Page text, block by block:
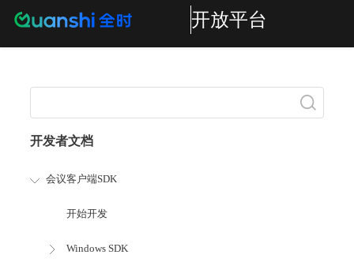
开放平台
开发者文档
会议客户端SDK
开始开发
Windows SDK